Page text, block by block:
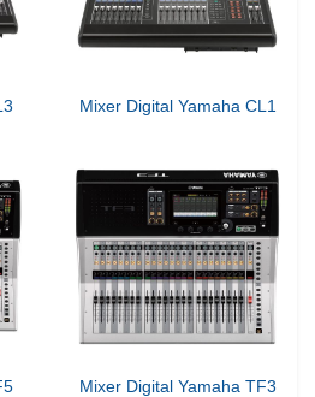
Mixer Digital Yamaha CL1
Mixer Digital Yamaha TF3